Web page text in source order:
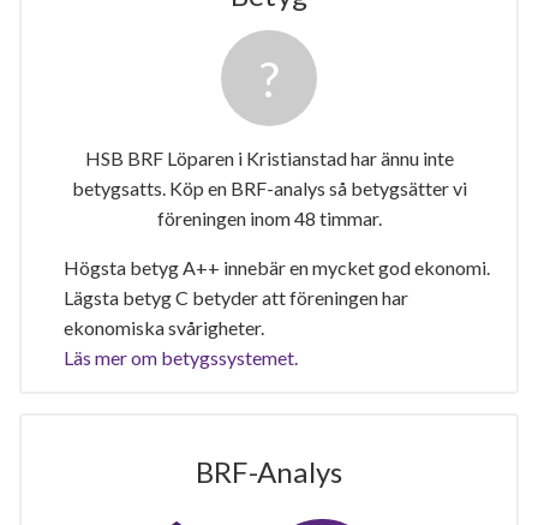
HSB BRF Löparen i Kristianstad har ännu inte
betygsatts. Köp en BRF-analys så betygsätter vi
föreningen inom 48 timmar.
Högsta betyg A++ innebär en mycket god ekonomi.
Lägsta betyg C betyder att föreningen har
ekonomiska svårigheter.
Läs mer om betygssystemet.
BRF-Analys